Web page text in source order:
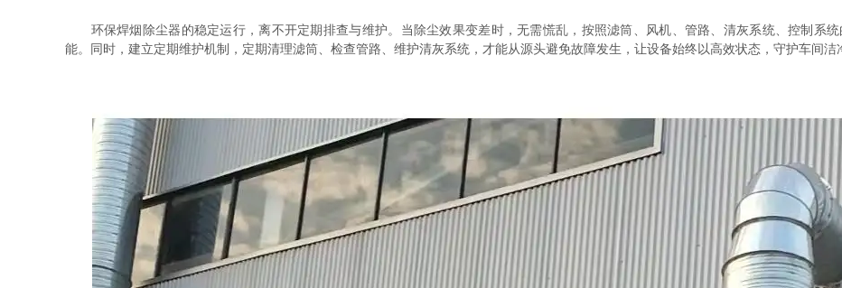
环保焊烟除尘器的稳定运行，离不开定期排查与维护。当除尘效果变差时，无需慌乱，按照滤筒、风机、管路、清灰系统、控制系
能。同时，建立定期维护机制，定期清理滤筒、检查管路、维护清灰系统，才能从源头避免故障发生，让设备始终以高效状态，守护车间洁